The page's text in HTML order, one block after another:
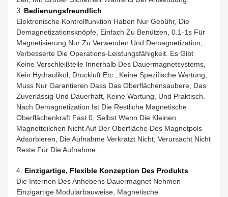
3. Bedienungsfreundlich
Elektronische Kontrollfunktion Haben Nur Gebühr, Die
Demagnetizationsknöpfe, Einfach Zu Benützen, 0.1-1s Für
Magnetisierung Nur Zu Verwenden Und Demagnetization,
Verbesserte Die Operations-Leistungsfähigkeit. Es Gibt
Keine Verschleißteile Innerhalb Des Dauermagnetsystems,
Kein Hydrauliköl, Druckluft Etc., Keine Spezifische Wartung,
Muss Nur Garantieren Dass Das Oberflächensaubere, Das
Zuverlässig Und Dauerhaft, Keine Wartung, Und Praktisch.
Nach Demagnetization Ist Die Restliche Magnetische
Oberflächenkraft Fast 0, Selbst Wenn Die Kleinen
Magnetteilchen Nicht Auf Der Oberfläche Des Magnetpols
Adsorbieren, Die Aufnahme Verkratzt Nicht, Verursacht Nicht
Reste Für Die Aufnahme.
4. Einzigartige, Flexible Konzeption Des Produkts
Die Internen Des Anhebens Dauermagnet Nehmen
Einzigartige Modularbauweise, Magnetische